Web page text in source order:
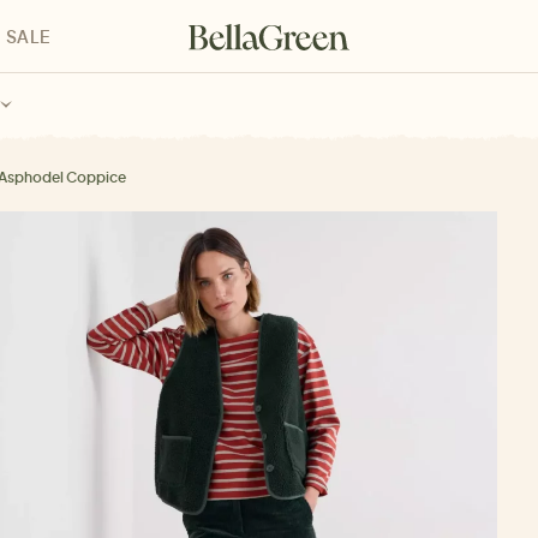
für Kinder
SALE
Coppice